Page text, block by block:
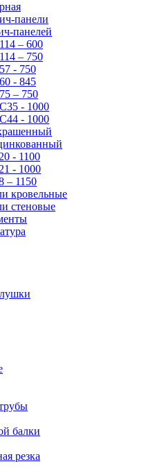
панели
панелей
– 600
– 750
- 750
- 845
– 750
- 1000
- 1000
- 1100
- 1000
– 1150
кровельные
стеновые
балки
резка